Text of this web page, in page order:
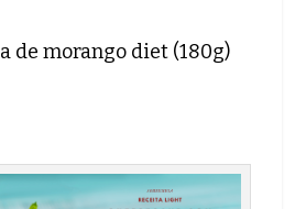
de morango diet (180g)